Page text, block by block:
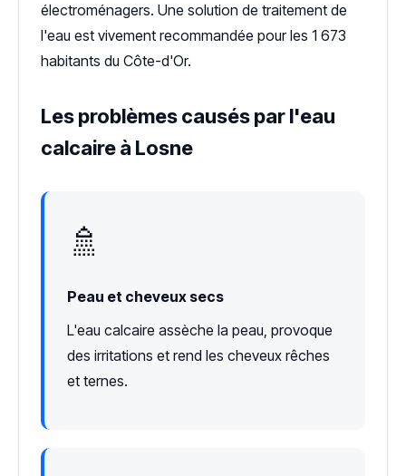
électroménagers. Une solution de traitement de
l'eau est vivement recommandée pour les 1 673
habitants du Côte-d'Or.
Les problèmes causés par l'eau
calcaire à Losne
🚿
Peau et cheveux secs
L'eau calcaire assèche la peau, provoque
des irritations et rend les cheveux rêches
et ternes.